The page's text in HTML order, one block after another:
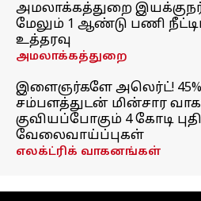
அமலாக்கத்துறை இயக்குநர்
மேலும் 1 ஆண்டு பணி
உத்தரவு
அமலாக்கத்துறை
இளைஞர்களே அலெர்ட்!
சம்பளத்துடன் மின்சார
குவியப்போகும் 4 கோடி
வேலைவாய்ப்புகள்
எலக்ட்ரிக் வாகனங்கள்